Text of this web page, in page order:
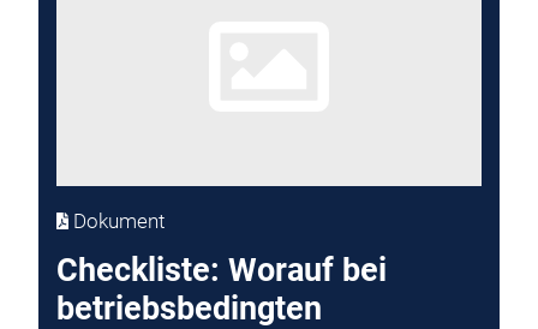
Dokument
Checkliste: Worauf bei
betriebsbedingten